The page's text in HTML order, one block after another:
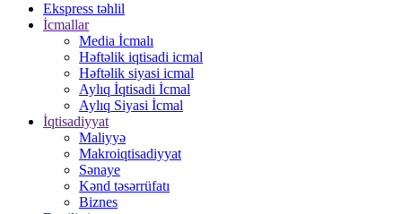
Ekspress təhlil
İcmallar
Media İcmalı
Həftəlik iqtisadi icmal
Həftəlik siyasi icmal
Aylıq İqtisadi İcmal
Aylıq Siyasi İcmal
İqtisadiyyat
Maliyyə
Makroiqtisadiyyat
Sənaye
Kənd təsərrüfatı
Biznes